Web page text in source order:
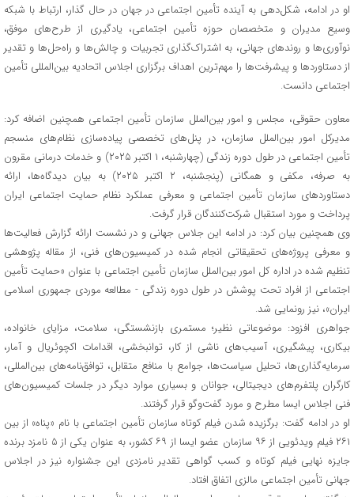
او در ادامه، شکل‌دهی به آینده تأمین اجتماعی در جهان در حال گذار، ارتباط با شبکه
وسیع مدیران و متخصصان حوزه تأمین اجتماعی، یادگیری از طرح‌های موفق،
نوآوری‌ها و روندهای جهانی، به اشتراک‌گذاری تجربیات و چالش‌ها و راه‌حل‌ها و تقدیر
از دستاوردها و پیشرفت‌ها را مهم‌ترین اهداف برگزاری اجلاس اتحادیه بین‌المللی تأمین
اجتماعی دانست.
معاون حقوقی، مجلس و امور بین‌الملل سازمان تأمین اجتماعی همچنین اضافه کرد:
مدیرکل امور بین‌الملل سازمان، در پنل‌های تخصصی پیاده‌سازی نظام‌های منسجم
تأمین اجتماعی در طول دوره زندگی (چهارشنبه، ۱ اکتبر ۲۰۲۵) و خدمات درمانی مقرون
به صرفه، مکفی و همگانی (پنجشنبه، ۲ اکتبر ۲۰۲۵) به بیان دیدگاه‌ها، ارائه
دستاوردهای سازمان تأمین اجتماعی و معرفی عملکرد نظام حمایت اجتماعی ایران
پرداخت و مورد استقبال شرکت‌کنندگان قرار گرفت.
وی همچنین بیان کرد: در ادامه این جلاس جهانی و در نشست ارائه گزارش فعالیت‌ها
و معرفی پروژه‌های تحقیقاتی انجام شده در کمیسیون‌های فنی، از مقاله پژوهشی
تنظیم شده در اداره کل امور بین‌الملل سازمان تأمین اجتماعی با عنوان «حمایت تأمین
اجتماعی از افراد تحت پوشش در طول دوره زندگی ‏- مطالعه موردی جمهوری اسلامی
ایران»، نیز رونمایی شد.
جواهری افزود: موضوعاتی نظیر؛ مستمری بازنشستگی، سلامت، مزایای خانواده،
بیکاری، پیشگیری، آسیب‌های ناشی از کار، توانبخشی، اقدامات اکچوئریال و آمار،
سرمایه‌گذاری‌ها، تحلیل سیاست‌ها، جوامع با منافع متقابل، توافق‌نامه‌های بین‌المللی،
کارگران پلتفرم‌های دیجیتالی، جوانان و بسیاری موارد دیگر در جلسات کمیسیون‌های
فنی اجلاس ایسا مطرح و مورد گفت‌وگو قرار گرفتند.
او در ادامه گفت: برگزیده شدن فیلم کوتاه سازمان تأمین اجتماعی با نام «پناه» از بین
۲۶۱ فیلم ویدئویی از ۹۶ سازمان عضو ایسا از ۶۹ کشور، به عنوان یکی از ۵ نامزد برنده
جایزه نهایی فیلم کوتاه و کسب گواهی تقدیر نامزدی این جشنواره نیز در اجلاس
جهانی تأمین اجتماعی مالزی اتفاق افتاد.